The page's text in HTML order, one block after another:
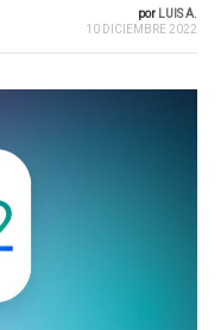
por LUIS A.
10 DICIEMBRE 2022